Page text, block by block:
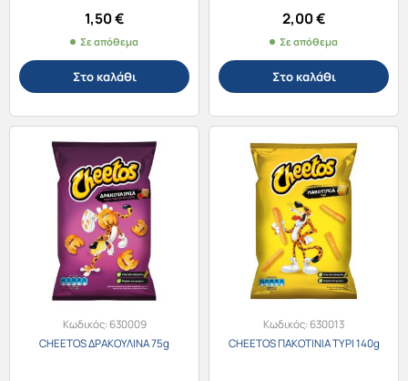
1,50€
Σε απόθεμα
Στο καλάθι
2,00€
Σε απόθεμα
Στο καλάθι
Κωδικός:630009
CHEETOS ΔΡΑΚΟΥΛΙΝΑ 75g
Κωδικός:630013
CHEETOS ΠΑΚΟΤΙΝΙΑ ΤΥΡΙ 140g